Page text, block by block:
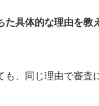
具体的な理由を教
、同じ理由で審査